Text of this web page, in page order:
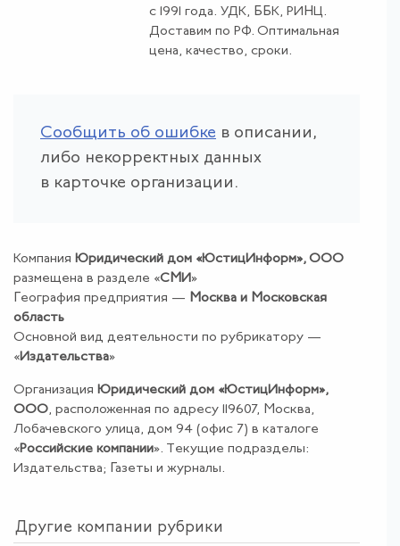
с 1991 года. УДК, ББК, РИНЦ.
Доставим по РФ. Оптимальная
цена, качество, сроки.
Сообщить об ошибке в описании,
либо некорректных данных
в карточке организации.
Компания Юридический дом «ЮстицИнформ», ООО
размещена в разделе «СМИ »
География предприятия — Москва и Московская
область
Основной вид деятельности по рубрикатору —
«Издательства»
Организация Юридический дом «ЮстицИнформ»,
ООО, расположенная по адресу 119607, Москва,
Лобачевского улица, дом 94 (офис 7) в каталоге
«Российские компании». Текущие подразделы:
Издательства; Газеты и журналы.
Другие компании рубрики